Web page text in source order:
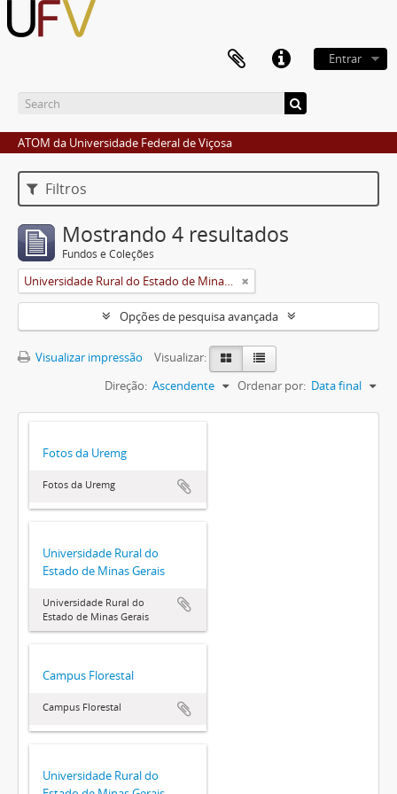
Entrar
ATOM da Universidade Federal de Viçosa
Filtros
Mostrando 4 resultados
Fundos e Coleções
Universidade Rural do Estado de Minas Gerais (Uremg)
Opções de pesquisa avançada
Visualizar impressão
Visualizar:
Ordenar por: Data final
Direção: Ascendente
Fotos da Uremg
Fotos da Uremg
Universidade Rural do
Estado de Minas Gerais
Universidade Rural do
Estado de Minas Gerais
Campus Florestal
Campus Florestal
Universidade Rural do